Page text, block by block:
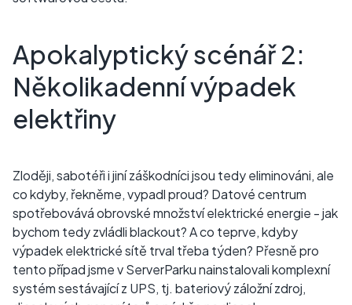
Apokalyptický scénář 2:
Několikadenní výpadek
elektřiny
Zloději, sabotéři i jiní záškodníci jsou tedy eliminováni, ale
co kdyby, řekněme, vypadl proud? Datové centrum
spotřebovává obrovské množství elektrické energie - jak
bychom tedy zvládli blackout? A co teprve, kdyby
výpadek elektrické sítě trval třeba týden? Přesně pro
tento případ jsme v ServerParku nainstalovali komplexní
systém sestávající z UPS, tj. bateriový záložní zdroj,